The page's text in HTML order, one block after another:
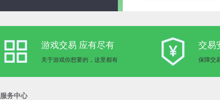
游戏交易 应有尽有
关于游戏你想要的，这里都有
交易
保障交
服务中心